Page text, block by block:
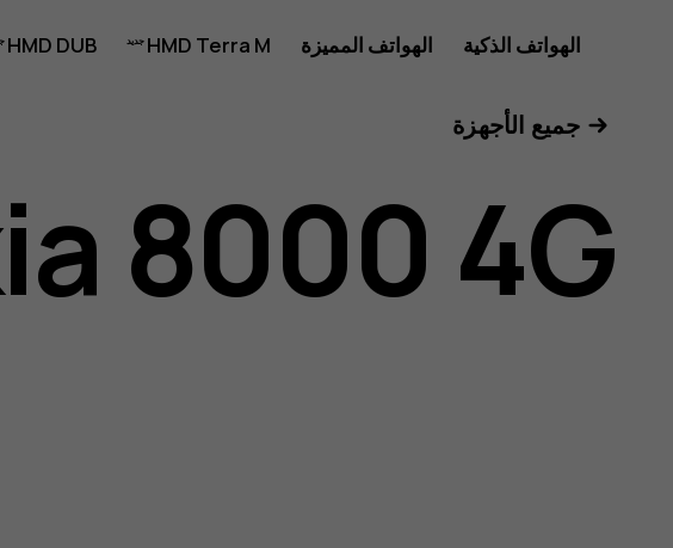
دليل
مستخدم
Nokia
الهواتف الذكية الهواتف المميزة HMD Terra M
HMD DUB
جميع الأجهزة
8000 4G